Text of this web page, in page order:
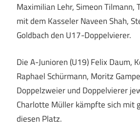
Maximilian Lehr, Simeon Tilmann,
mit dem Kasseler Naveen Shah,
Goldbach den U17-Doppelvierer.
Die A-Junioren (U19) Felix Daum,
Raphael Schürmann, Moritz
Doppelzweier und Doppelvierer
Charlotte Müller kämpfte sich mit
diesen Platz.